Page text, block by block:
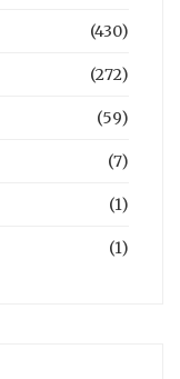
(430)
(272)
(59)
(7)
(1)
(1)